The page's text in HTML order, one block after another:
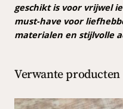
a
n
d
n
a
geschikt is voor vrijwel
must-have voor
materialen en stijlvolle
Verwante producten